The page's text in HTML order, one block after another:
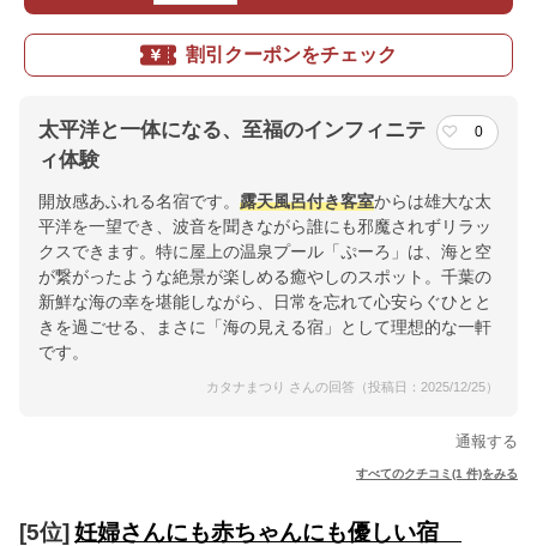
割引クーポンをチェック
太平洋と一体になる、至福のインフィニテ
ィ体験
0
開放感あふれる名宿です。 露天風呂付き客室からは雄大な太
平洋を一望でき、波音を聞きながら誰にも邪魔されずリラッ
クスできます。特に屋上の温泉プール「ぷーろ」は、海と空
が繋がったような絶景が楽しめる癒やしのスポット。千葉の
新鮮な海の幸を堪能しながら、日常を忘れて心安らぐひとと
きを過ごせる、まさに「海の見える宿」として理想的な一軒
です。
カタナまつり さんの回答（投稿日：2025/12/25）
通報する
すべてのクチコミ(1 件)をみる
[5位] 妊婦さんにも赤ちゃんにも優しい宿